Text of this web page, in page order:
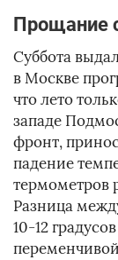
Прощание
Суббота
в Москве
что лето
западе
фронт,
падение
термометров
Разница
10-12